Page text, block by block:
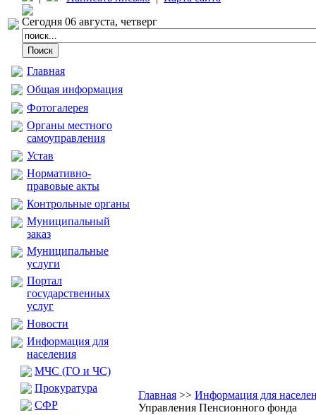
Сегодня 06 августа, четверг
Главная
Общая информация
Фотогалерея
Органы местного
самоуправления
Устав
Нормативно-
правовые акты
Контрольные органы
Муниципальный
заказ
Муниципальные
услуги
Портал
государственных
услуг
Новости
Информация для
населения
МЧС (ГО и ЧС)
Прокуратура
CФР
Главная >> Информация для
Управления Пенсионного фонда